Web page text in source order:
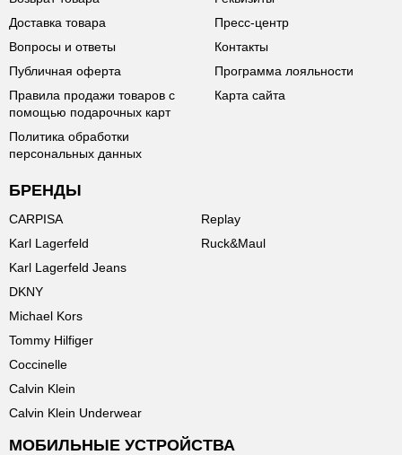
Доставка товара
Вопросы и ответы
Публичная оферта
Правила продажи товаров с
помощью подарочных карт
Политика обработки
персональных данных
Пресс-центр
Контакты
Программа лояльности
Карта сайта
БРЕНДЫ
CARPISA
Karl Lagerfeld
Karl Lagerfeld Jeans
DKNY
Michael Kors
Tommy Hilfiger
Coccinelle
Calvin Klein
Calvin Klein Underwear
Replay
Ruck&Maul
МОБИЛЬНЫЕ УСТРОЙСТВА